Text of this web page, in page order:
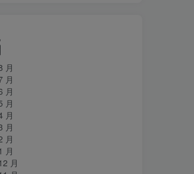
月
月
月
月
月
月
月
月
月